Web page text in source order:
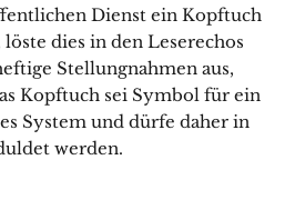
Dienst ein Kopftuch
dies in den Leserechos
Stellungnahmen aus,
Kopftuch sei Symbol für ein
System und dürfe daher in
werden.